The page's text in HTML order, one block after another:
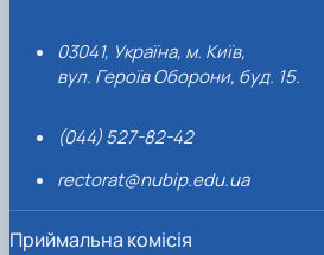
03041, Україна, м. Київ,
вул. Героїв Оборони, буд. 15.
(044) 527-82-42
rectorat@nubip.edu.ua
Приймальна комісія